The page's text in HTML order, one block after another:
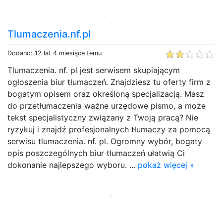
Tlumaczenia.nf.pl
Dodano: 12 lat 4 miesiące temu
Tlumaczenia. nf. pl jest serwisem skupiającym
ogłoszenia biur tłumaczeń. Znajdziesz tu oferty firm z
bogatym opisem oraz określoną specjalizacją. Masz
do przetłumaczenia ważne urzędowe pismo, a może
tekst specjalistyczny związany z Twoją pracą? Nie
ryzykuj i znajdź profesjonalnych tłumaczy za pomocą
serwisu tlumaczenia. nf. pl. Ogromny wybór, bogaty
opis poszczególnych biur tłumaczeń ułatwią Ci
dokonanie najlepszego wyboru. ... pokaż więcej »